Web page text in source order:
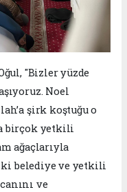
"Bizler yüzde
Noel
şirk koştuğu o
birçok yetkili
ağaçlarıyla
belediye ve yetkili
ve